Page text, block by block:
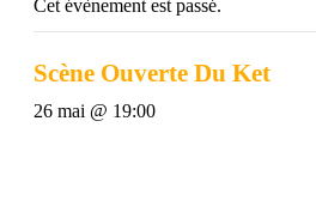
Cet évènement est passé.
Scène Ouverte Du Ket
26 mai @ 19:00